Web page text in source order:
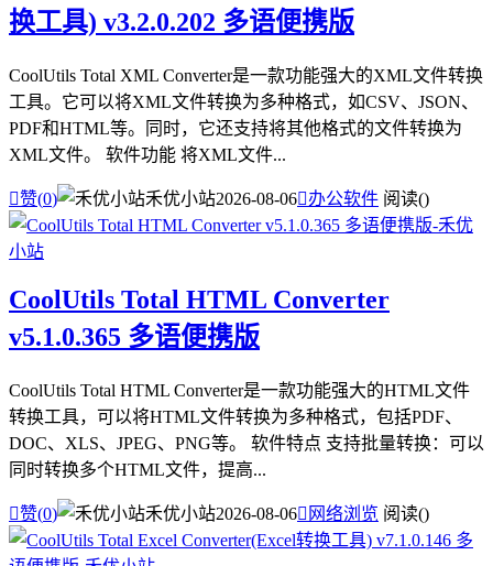
换工具) v3.2.0.202 多语便携版
CoolUtils Total XML Converter是一款功能强大的XML文件转换
工具。它可以将XML文件转换为多种格式，如CSV、JSON、
PDF和HTML等。同时，它还支持将其他格式的文件转换为
XML文件。 软件功能 将XML文件...
赞(0) 禾优小站2026-08-06办公软件 阅读()
CoolUtils Total HTML Converter
v5.1.0.365 多语便携版
CoolUtils Total HTML Converter是一款功能强大的HTML文件
转换工具，可以将HTML文件转换为多种格式，包括PDF、
DOC、XLS、JPEG、PNG等。 软件特点 支持批量转换：可以
同时转换多个HTML文件，提高...
赞(0) 禾优小站2026-08-06 网络浏览 阅读()